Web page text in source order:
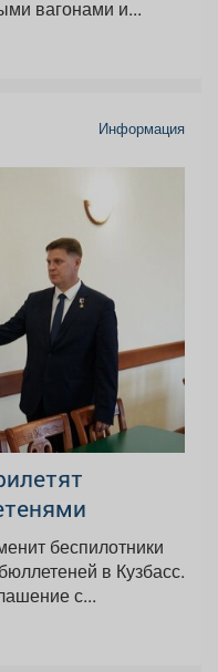
вагонами и...
Информация
беспилотники
в Кузбасс.
с...